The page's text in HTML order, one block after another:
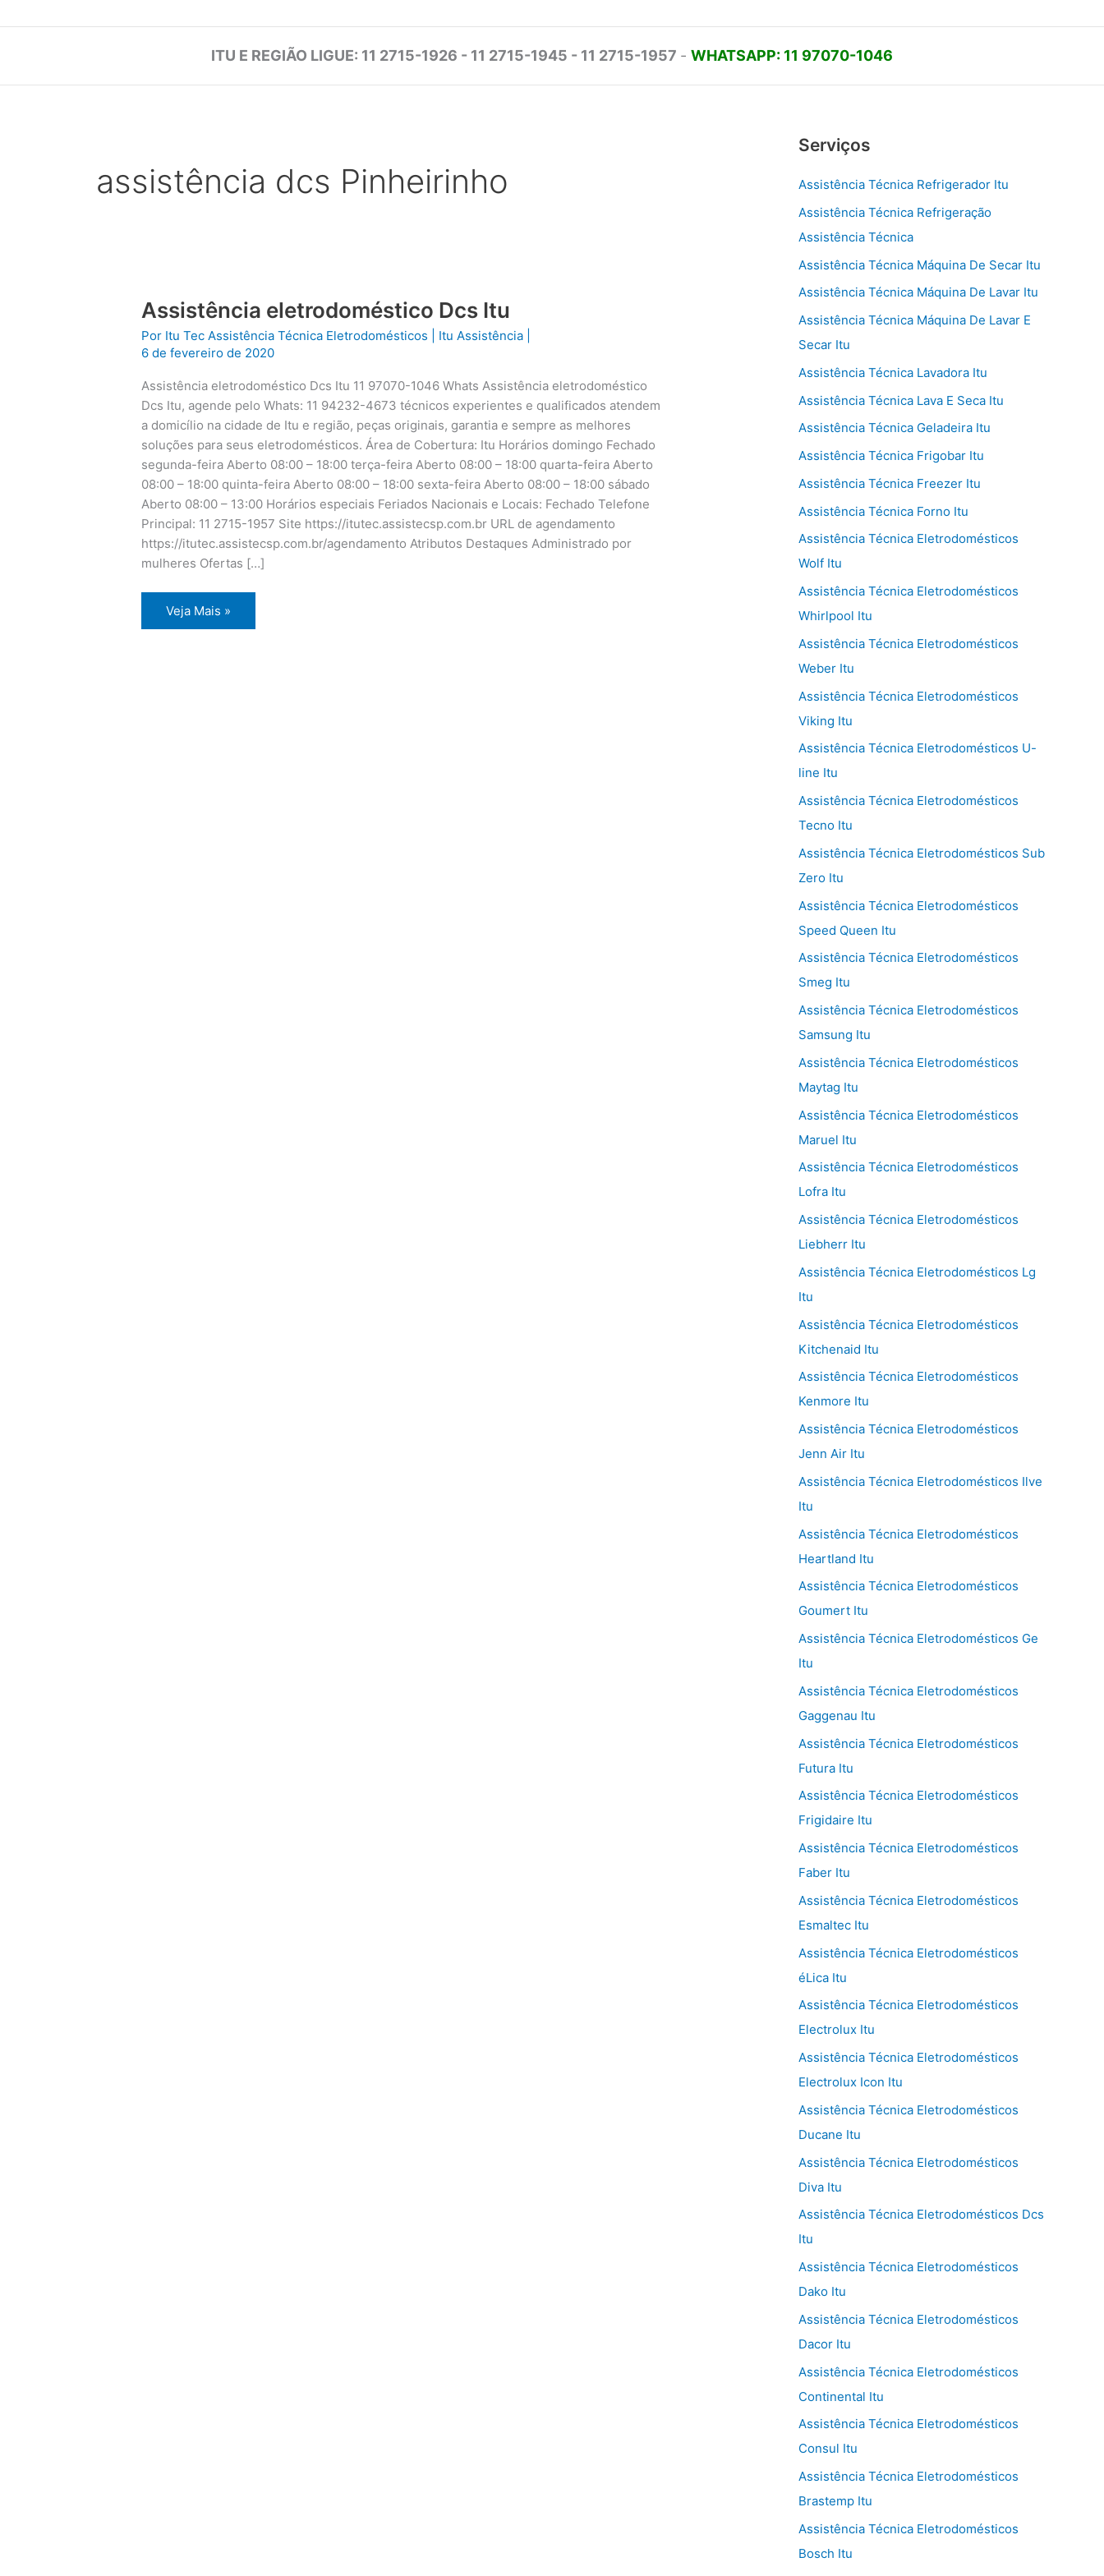
ITU E REGIÃO LIGUE: 11 2715-1926 - 11 2715-1945 - 11 2715-1957 - WHATSAPP: 11 97070-1046
assistência dcs Pinheirinho
Assistência eletrodoméstico Dcs Itu
Por Itu Tec Assistência Técnica Eletrodomésticos Itu Assistência
6 de fevereiro de 2020
Assistência eletrodoméstico Dcs Itu 11 97070-1046 Whats Assistência eletrodoméstico
Dcs Itu, agende pelo Whats: 11 94232-4673 técnicos experientes e qualificados atendem
a domicílio na cidade de Itu e região, peças originais, garantia e sempre as melhores
soluções para seus eletrodomésticos. Área de Cobertura: Itu Horários domingo Fechado
segunda-feira Aberto 08:00 – 18:00 terça-feira Aberto 08:00 – 18:00 quarta-feira Aberto
08:00 – 18:00 quinta-feira Aberto 08:00 – 18:00 sexta-feira Aberto 08:00 – 18:00 sábado
Aberto 08:00 – 13:00 Horários especiais Feriados Nacionais e Locais: Fechado Telefone
Principal: 11 2715-1957 Site https://itutec.assistecsp.com.br URL de agendamento
https://itutec.assistecsp.com.br/agendamento Atributos Destaques Administrado por
mulheres Ofertas […]
Assistência
eletrodoméstico
Dcs
Veja Mais »
Serviços
Assistência Técnica Refrigerador Itu
Assistência Técnica Refrigeração
Assistência Técnica
Assistência Técnica Máquina De Secar Itu
Assistência Técnica Máquina De Lavar Itu
Assistência Técnica Máquina De Lavar E
Secar Itu
Assistência Técnica Lavadora Itu
Assistência Técnica Lava E Seca Itu
Assistência Técnica Geladeira Itu
Assistência Técnica Frigobar Itu
Assistência Técnica Freezer Itu
Assistência Técnica Forno Itu
Assistência Técnica Eletrodomésticos
Wolf Itu
Assistência Técnica Eletrodomésticos
Whirlpool Itu
Assistência Técnica Eletrodomésticos
Weber Itu
Assistência Técnica Eletrodomésticos
Viking Itu
Assistência Técnica Eletrodomésticos U-
line Itu
Assistência Técnica Eletrodomésticos
Tecno Itu
Assistência Técnica Eletrodomésticos Sub
Zero Itu
Assistência Técnica Eletrodomésticos
Speed Queen Itu
Assistência Técnica Eletrodomésticos
Smeg Itu
Assistência Técnica Eletrodomésticos
Samsung Itu
Assistência Técnica Eletrodomésticos
Maytag Itu
Assistência Técnica Eletrodomésticos
Maruel Itu
Assistência Técnica Eletrodomésticos
Lofra Itu
Assistência Técnica Eletrodomésticos
Liebherr Itu
Assistência Técnica Eletrodomésticos Lg
Itu
Assistência Técnica Eletrodomésticos
Kitchenaid Itu
Assistência Técnica Eletrodomésticos
Kenmore Itu
Assistência Técnica Eletrodomésticos
Jenn Air Itu
Assistência Técnica Eletrodomésticos Ilve
Itu
Assistência Técnica Eletrodomésticos
Heartland Itu
Assistência Técnica Eletrodomésticos
Goumert Itu
Assistência Técnica Eletrodomésticos Ge
Itu
Assistência Técnica Eletrodomésticos
Gaggenau Itu
Assistência Técnica Eletrodomésticos
Futura Itu
Assistência Técnica Eletrodomésticos
Frigidaire Itu
Assistência Técnica Eletrodomésticos
Faber Itu
Assistência Técnica Eletrodomésticos
Esmaltec Itu
Assistência Técnica Eletrodomésticos
éLica Itu
Assistência Técnica Eletrodomésticos
Electrolux Itu
Assistência Técnica Eletrodomésticos
Electrolux Icon Itu
Assistência Técnica Eletrodomésticos
Ducane Itu
Assistência Técnica Eletrodomésticos
Diva Itu
Assistência Técnica Eletrodomésticos Dcs
Itu
Assistência Técnica Eletrodomésticos
Dako Itu
Assistência Técnica Eletrodomésticos
Dacor Itu
Assistência Técnica Eletrodomésticos
Continental Itu
Assistência Técnica Eletrodomésticos
Consul Itu
Assistência Técnica Eletrodomésticos
Brastemp Itu
Assistência Técnica Eletrodomésticos
Bosch Itu